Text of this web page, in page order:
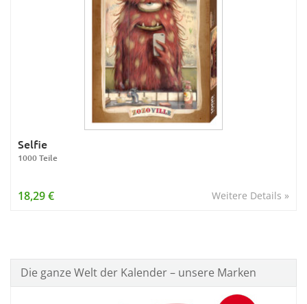
Selfie
1000 Teile
Weitere Details »
18,29 €
Die ganze Welt der Kalender – unsere Marken